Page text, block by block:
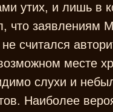
утих, и лишь в
что заявлениям
считался
месте
слухи и
Наиболее